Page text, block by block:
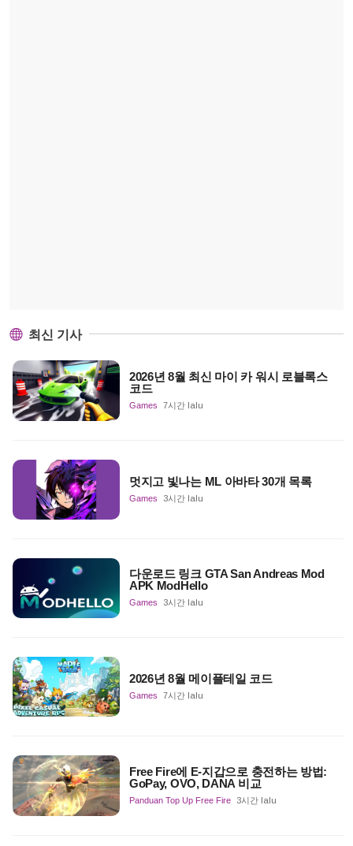
최신 기사
2026년 8월 최신 마이 카 워시 로블록스
코드
Games 7시간 lalu
멋지고 빛나는 ML 아바타 30개 목록
Games 3시간 lalu
다운로드 링크 GTA San Andreas Mod
APK ModHello
Games 3시간 lalu
2026년 8월 메이플테일 코드
Games 7시간 lalu
Free Fire에 E-지갑으로 충전하는 방법:
GoPay, OVO, DANA 비교
Panduan Top Up Free Fire 3시간 lalu